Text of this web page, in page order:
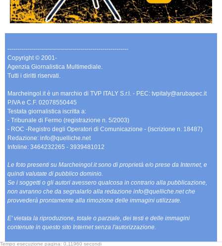
-------------------------------------------------------------
Copyright © 2001-
Agenzia Giornalistica Multimediale.
Tutti i diritti riservati.
Marcheingol.it è un marchio di TVP ITALY S.r.l. - PEC: tvpitaly@arubapec.it
P.IVA e C.F. 02078550445
Testata giornalistica iscritta a:
- Tribunale di Fermo (registrazione n. 5/2003)
- ROC -Registro degli Operatori di Comunicazione - (iscrizione n. 18487)
Redazione: info@quelliche.net
Infoline: 3464232265 - 3939481012
Le foto presenti su Marcheingol.it sono di proprietà e/o prese da Internet, e
quindi valutate di pubblico dominio.
Se i soggetti o gli autori avessero qualcosa in contrario alla pubblicazione,
non avranno che da segnalarlo alla redazione info@quelliche.net che
provvederà prontamente alla rimozione delle immagini utilizzate.
E' vietata la riproduzione, totale o parziale, dei testi e delle immagini
contenute in questo sito Internet senza l'autorizzazione.
Tempo esecuzione pagina: 0,11960 secondi